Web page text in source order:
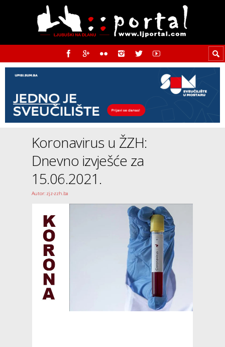
Koronavirus u ŽZH:
Dnevno izvješće za
15.06.2021.
Autor: zjz-zzh.ba